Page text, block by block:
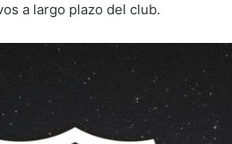
a largo plazo del club.